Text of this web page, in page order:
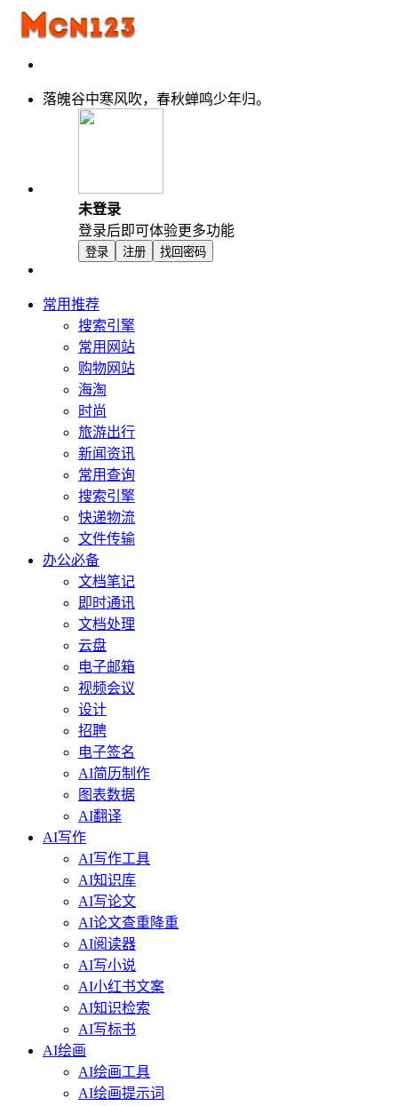
落魄谷中寒风吹，春秋蝉鸣少年归。
未登录
登录后即可体验更多功能
登录 注册 找回密码
常用推荐
搜索引擎
常用网站
购物网站
海淘
时尚
旅游出行
新闻资讯
常用查询
搜索引擎
快递物流
文件传输
办公必备
文档笔记
即时通讯
文档处理
云盘
电子邮箱
视频会议
设计
招聘
电子签名
AI简历制作
图表数据
AI翻译
AI写作
AI写作工具
AI知识库
AI写论文
AI论文查重降重
AI阅读器
AI写小说
AI小红书文案
AI知识检索
AI写标书
AI绘画
AI绘画工具
AI绘画提示词